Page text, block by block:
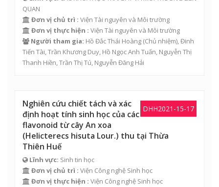
QUAN
Đơn vị chủ trì : Viện Tài nguyên và Môi trường
Đơn vị thực hiện : Viện Tài nguyên và Môi trường
Người tham gia: Hồ Đắc Thái Hoàng (Chủ nhiệm),Đinh
Tiến Tài, Trần Khương Duy, Hồ Ngọc Anh Tuấn, Nguyễn Thị
Thanh Hiền,Trần Thị Tú, Nguyễn Đăng Hải
DHH2021-15-17
Nghiên cứu chiết tách và xác
định hoạt tính sinh học của các
flavonoid từ cây An xoa
(Helicterecs hisuta Lour.) thu tại Thừa
Thiên Huế
Lĩnh vực: Sinh tin học
Đơn vị chủ trì : Viện Công nghệ Sinh học
Đơn vị thực hiện : Viện Công nghệ Sinh học